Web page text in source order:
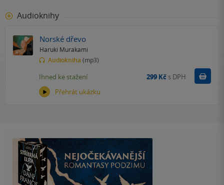
Audioknihy
Norské dřevo
Haruki Murakami
Audiokniha (mp3)
Přehrát ukázku
Ihned ke stažení 299 Kč s DPH Koupit